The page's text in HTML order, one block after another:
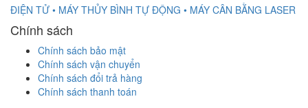
ĐIỆN TỬ • MÁY THỦY BÌNH TỰ ĐỘNG • MÁY CÂN BẰNG LASER
Chính sách
Chính sách bảo mật
Chính sách vận chuyển
Chính sách đổi trả hàng
Chính sách thanh toán